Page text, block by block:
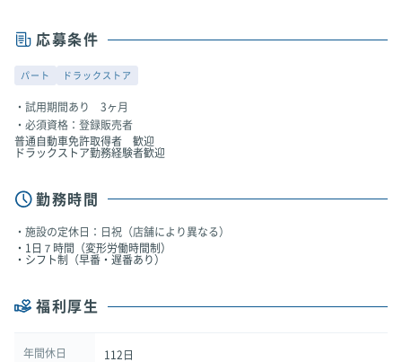
応募条件
パート ドラックストア
試用期間あり 3ヶ月
必須資格：登録販売者
普通自動車免許取得者 歓迎
ドラックストア勤務経験者歓迎
勤務時間
施設の定休日：日祝（店舗により異なる）
・1日７時間（変形労働時間制）
・シフト制（早番・遅番あり）
福利厚生
年間休日 112日